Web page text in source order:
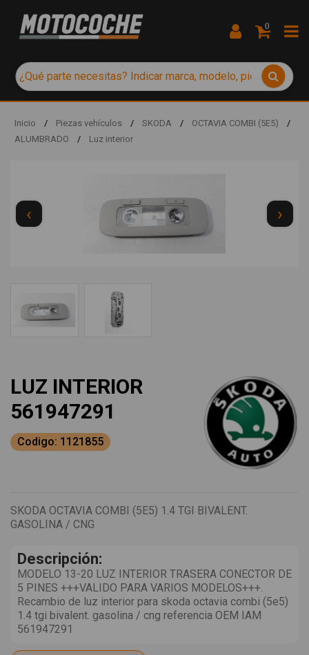
0
Inicio / Piezas vehículos / SKODA / OCTAVIA COMBI (5E5)
/
ALUMBRADO
/ Luz interior
‹ ›
LUZ INTERIOR
561947291
Codigo: 1121855
SKODA OCTAVIA COMBI (5E5) 1.4 TGI BIVALENT.
GASOLINA / CNG
Descripción:
MODELO 13-20 LUZ INTERIOR TRASERA CONECTOR DE
5 PINES +++VALIDO PARA VARIOS MODELOS+++.
Recambio de luz interior para skoda octavia combi (5e5)
1.4 tgi bivalent. gasolina / cng referencia OEM IAM
561947291